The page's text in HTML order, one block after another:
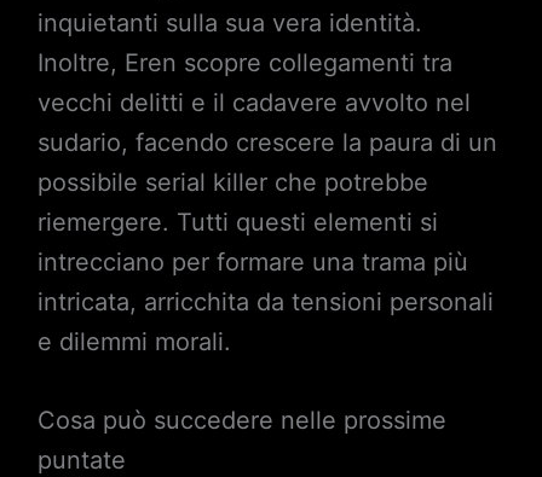
inquietanti sulla sua vera identità.
Inoltre, Eren scopre collegamenti tra
vecchi delitti e il cadavere avvolto nel
sudario, facendo crescere la paura di un
possibile serial killer che potrebbe
riemergere. Tutti questi elementi si
intrecciano per formare una trama più
intricata, arricchita da tensioni personali
e dilemmi morali.
Cosa può succedere nelle prossime
puntate